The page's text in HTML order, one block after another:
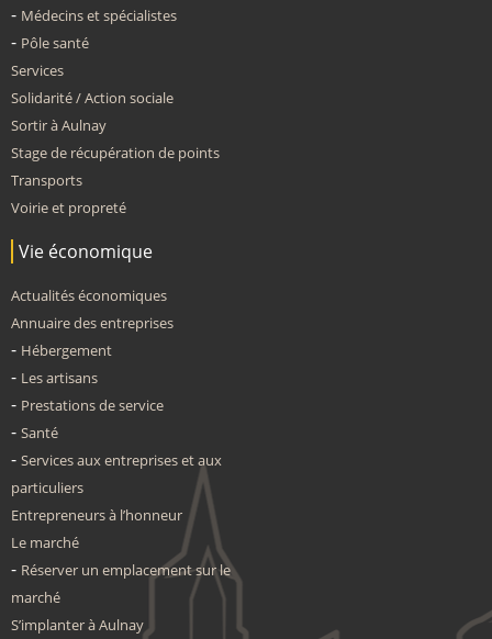
Médecins et spécialistes
Pôle santé
Services
Solidarité / Action sociale
Sortir à Aulnay
Stage de récupération de points
Transports
Voirie et propreté
Vie économique
Actualités économiques
Annuaire des entreprises
Hébergement
Les artisans
Prestations de service
Santé
Services aux entreprises et aux
particuliers
Entrepreneurs à l’honneur
Le marché
Réserver un emplacement sur le
marché
S’implanter à Aulnay